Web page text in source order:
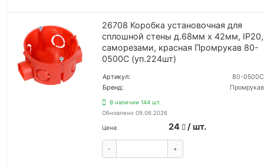
26708 Коробка установочная для
сплошной стены д.68мм x 42мм,
саморезами, красная Промрукав 80-
0500С (уп.224шт)
Артикул:
80-0500С
Бренд:
Промрукав
В наличии 144 шт.
Обновлено 09.06.2026
Цена: 24 / шт.
- +